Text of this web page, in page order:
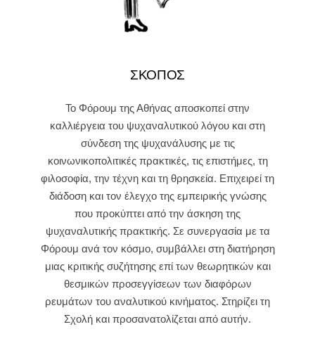
ΣΚΟΠΟΣ
Το Φόρουμ της Αθήνας αποσκοπεί στην
καλλιέργεια του ψυχαναλυτικού λόγου και στη
σύνδεση της ψυχανάλυσης με τις
κοινωνικοπολιτικές πρακτικές, τις επιστήμες, τη
φιλοσοφία, την τέχνη και τη θρησκεία. Επιχειρεί τη
διάδοση και τον έλεγχο της εμπειρικής γνώσης
που προκύπτει από την άσκηση της
ψυχαναλυτικής πρακτικής. Σε συνεργασία με τα
Φόρουμ ανά τον κόσμο, συμβάλλει στη διατήρηση
μιας κριτικής συζήτησης επί των θεωρητικών και
θεσμικών προσεγγίσεων των διαφόρων
ρευμάτων του αναλυτικού κινήματος. Στηρίζει τη
Σχολή και προσανατολίζεται από αυτήν.